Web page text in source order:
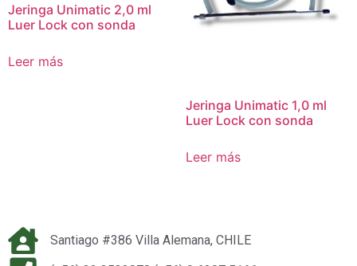
Jeringa Unimatic 2,0 ml
Luer Lock con sonda
Leer más
Jeringa Unimatic 1,0 ml
Luer Lock con sonda
Leer más
Santiago #386 Villa Alemana, CHILE